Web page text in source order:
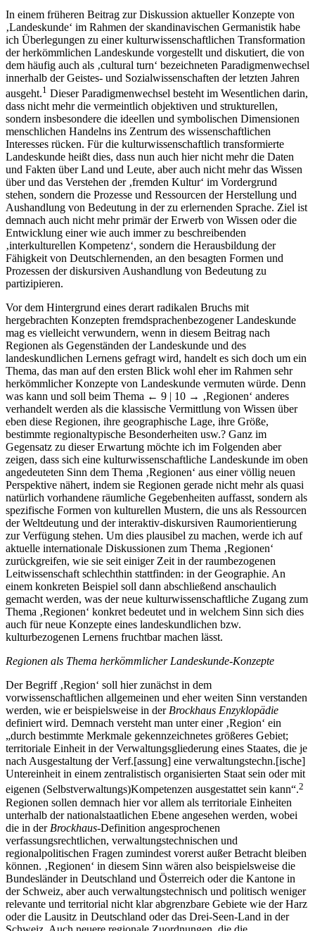
In einem früheren Beitrag zur Diskussion aktueller Konzepte von
‚Landeskunde‘ im Rahmen der skandinavischen Germanistik habe
ich Überlegungen zu einer kulturwissenschaftlichen Transformation
der herkömmlichen Landeskunde vorgestellt und diskutiert, die von
dem häufig auch als ‚cultural turn‘ bezeichneten Paradigmenwechsel
innerhalb der Geistes- und Sozialwissenschaften der letzten Jahren
ausgeht.1 Dieser Paradigmenwechsel besteht im Wesentlichen darin,
dass nicht mehr die vermeintlich objektiven und strukturellen,
sondern insbesondere die ideellen und symbolischen Dimensionen
menschlichen Handelns ins Zentrum des wissenschaftlichen
Interesses rücken. Für die kulturwissenschaftlich transformierte
Landeskunde heißt dies, dass nun auch hier nicht mehr die Daten
und Fakten über Land und Leute, aber auch nicht mehr das Wissen
über und das Verstehen der ‚fremden Kultur‘ im Vordergrund
stehen, sondern die Prozesse und Ressourcen der Herstellung und
Aushandlung von Bedeutung in der zu erlernenden Sprache. Ziel ist
demnach auch nicht mehr primär der Erwerb von Wissen oder die
Entwicklung einer wie auch immer zu beschreibenden
‚interkulturellen Kompetenz‘, sondern die Herausbildung der
Fähigkeit von Deutschlernenden, an den besagten Formen und
Prozessen der diskursiven Aushandlung von Bedeutung zu
partizipieren.
Vor dem Hintergrund eines derart radikalen Bruchs mit
hergebrachten Konzepten fremdsprachenbezogener Landeskunde
mag es vielleicht verwundern, wenn in diesem Beitrag nach
Regionen als Gegenständen der Landeskunde und des
landeskundlichen Lernens gefragt wird, handelt es sich doch um ein
Thema, das man auf den ersten Blick wohl eher im Rahmen sehr
herkömmlicher Konzepte von Landeskunde vermuten würde. Denn
was kann und soll beim Thema ← 9 | 10 → ‚Regionen‘ anderes
verhandelt werden als die klassische Vermittlung von Wissen über
eben diese Regionen, ihre geographische Lage, ihre Größe,
bestimmte regionaltypische Besonderheiten usw.? Ganz im
Gegensatz zu dieser Erwartung möchte ich im Folgenden aber
zeigen, dass sich eine kulturwissenschaftliche Landeskunde im oben
angedeuteten Sinn dem Thema ‚Regionen‘ aus einer völlig neuen
Perspektive nähert, indem sie Regionen gerade nicht mehr als quasi
natürlich vorhandene räumliche Gegebenheiten auffasst, sondern als
spezifische Formen von kulturellen Mustern, die uns als Ressourcen
der Weltdeutung und der interaktiv-diskursiven Raumorientierung
zur Verfügung stehen. Um dies plausibel zu machen, werde ich auf
aktuelle internationale Diskussionen zum Thema ‚Regionen‘
zurückgreifen, wie sie seit einiger Zeit in der raumbezogenen
Leitwissenschaft schlechthin stattfinden: in der Geographie. An
einem konkreten Beispiel soll dann abschließend anschaulich
gemacht werden, was der neue kulturwissenschaftliche Zugang zum
Thema ‚Regionen‘ konkret bedeutet und in welchem Sinn sich dies
auch für neue Konzepte eines landeskundlichen bzw.
kulturbezogenen Lernens fruchtbar machen lässt.
Regionen als Thema herkömmlicher Landeskunde-Konzepte
Der Begriff ‚Region‘ soll hier zunächst in dem
vorwissenschaftlichen allgemeinen und eher weiten Sinn verstanden
werden, wie er beispielsweise in der Brockhaus Enzyklopädie
definiert wird. Demnach versteht man unter einer ‚Region‘ ein
„durch bestimmte Merkmale gekennzeichnetes größeres Gebiet;
territoriale Einheit in der Verwaltungsgliederung eines Staates, die je
nach Ausgestaltung der Verf.[assung] eine verwaltungstechn.[ische]
Untereinheit in einem zentralistisch organisierten Staat sein oder mit
eigenen (Selbstverwaltungs)Kompetenzen ausgestattet sein kann“.2
Regionen sollen demnach hier vor allem als territoriale Einheiten
unterhalb der nationalstaatlichen Ebene angesehen werden, wobei
die in der Brockhaus-Definition angesprochenen
verfassungsrechtlichen, verwaltungstechnischen und
regionalpolitischen Fragen zumindest vorerst außer Betracht bleiben
können. ‚Regionen‘ in diesem Sinn wären also beispielsweise die
Bundesländer in Deutschland und Österreich oder die Kantone in
der Schweiz, aber auch verwaltungstechnisch und politisch weniger
relevante und territorial nicht klar abgrenzbare Gebiete wie der Harz
oder die Lausitz in Deutschland oder das Drei-Seen-Land in der